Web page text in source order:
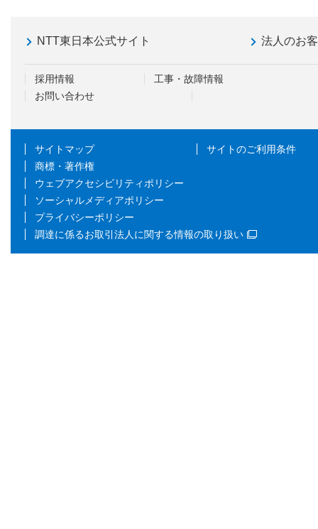
NTT東日本公式サイト 法人のお
採用情報
工事・故障情報
お問い合わせ
サイトマップ
サイトのご利用条件
商標・著作権
ウェブアクセシビリティポリシー
ソーシャルメディアポリシー
プライバシーポリシー
調達に係るお取引法人に関する情報の取り扱い